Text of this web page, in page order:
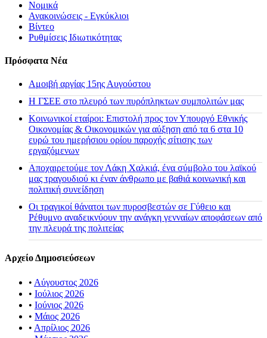
Νομικά
Ανακοινώσεις - Εγκύκλιοι
Βίντεο
Ρυθμίσεις Ιδιωτικότητας
Πρόσφατα Νέα
Αμοιβή αργίας 15ης Αυγούστου
H ΓΣΕΕ στο πλευρό των πυρόπληκτων συμπολιτών μας
Κοινωνικοί εταίροι: Επιστολή προς τον Υπουργό Εθνικής
Οικονομίας & Οικονομικών για αύξηση από τα 6 στα 10
ευρώ του ημερήσιου ορίου παροχής σίτισης των
εργαζόμενων
Αποχαιρετούμε τον Λάκη Χαλκιά, ένα σύμβολο του λαϊκού
μας τραγουδιού κι έναν άνθρωπο με βαθιά κοινωνική και
πολιτική συνείδηση
Οι τραγικοί θάνατοι των πυροσβεστών σε Γύθειο και
Ρέθυμνο αναδεικνύουν την ανάγκη γενναίων αποφάσεων από
την πλευρά της πολιτείας
Αρχείο Δημοσιεύσεων
• Αύγουστος 2026
• Ιούλιος 2026
• Ιούνιος 2026
• Μάιος 2026
• Απρίλιος 2026